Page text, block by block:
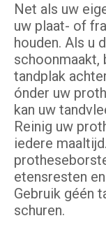
Net als uw
uw plaat- of
houden. Als u
schoonmaakt,
tandplak
ónder uw
kan uw
Reinig uw
iedere
etensresten
Gebruik géén
schuren.